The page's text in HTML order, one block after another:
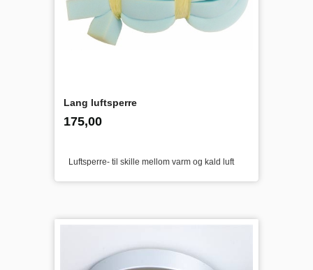
Lang luftsperre
Pris
175,00mva.
Luftsperre- til skille mellom varm og kald luft